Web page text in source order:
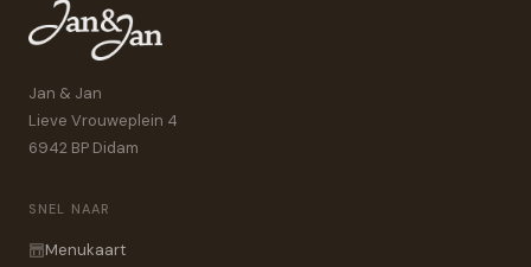
Jan & Jan
Lieve Vrouweplein 4
6942 BP Didam
SNEL NAAR
Menukaart